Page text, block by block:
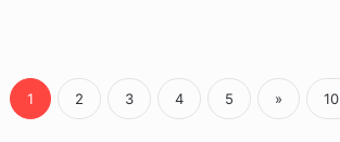
1 2 3 4 5 » 10